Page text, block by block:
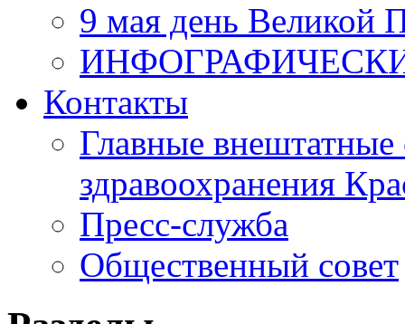
9 мая день Великой
Контакты
Главные внештатные
здравоохранения
Пресс-служба
Общественный совет